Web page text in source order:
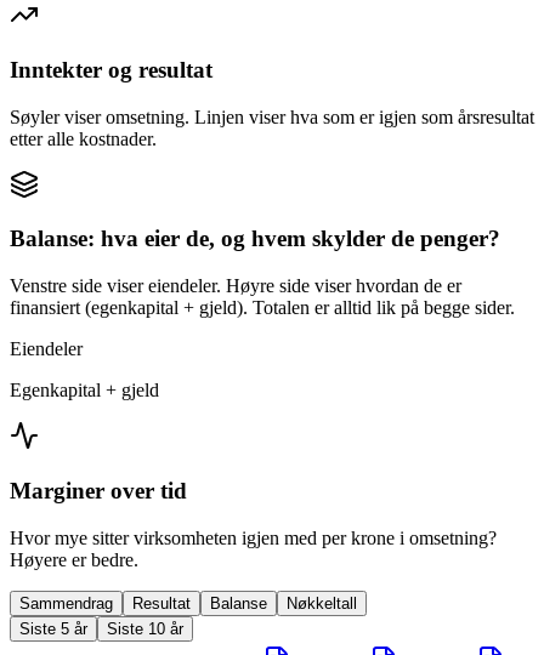
Inntekter og resultat
Søyler viser omsetning. Linjen viser hva som er igjen som årsresultat
etter alle kostnader.
Balanse: hva eier de, og hvem skylder de penger?
Venstre side viser eiendeler. Høyre side viser hvordan de er
finansiert (egenkapital + gjeld). Totalen er alltid lik på begge sider.
Eiendeler
Egenkapital + gjeld
Marginer over tid
Hvor mye sitter virksomheten igjen med per krone i omsetning?
Høyere er bedre.
Sammendrag Resultat Balanse
Nøkkeltall
Siste 5 år
Siste 10 år